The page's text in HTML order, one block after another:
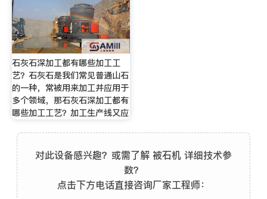
石灰石深加工都有哪些加工工
艺？石灰石是我们常见普通山石
的一种，常被用来加工并应用于
多个领域，那石灰石深加工都有
哪些加工工艺？加工生产线又应
对此设备感兴趣？或需了解 被石机 详细技术参
数？
点击下方电话直接咨询厂家工程师：